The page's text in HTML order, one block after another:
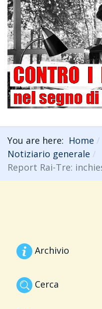
You are here: Home
Notiziario generale
Report Rai-Tre:
Archivio
Cerca